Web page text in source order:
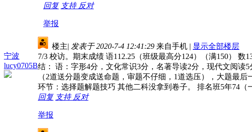
回复 支持 反对
举报
宁波
lucy0705B
楼主| 发表于 2020-7-4 12:41:29 来自手机 | 显示全部楼层
7/3 校访。期末成绩 语112.25（班级最高分124）（满150） 数
结： 语：字形4分，文化常识3分，名著导读2分，现代文阅读
（2道送分题变成送命题，审题不仔细，1道选压），大题最
环节：选择题解题技巧 其他二科没拿到卷子。 排名班5年74
回复 支持 反对
举报